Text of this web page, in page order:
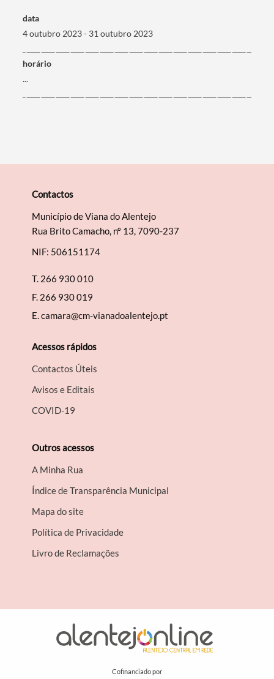
Categorias gerais
data
4 outubro 2023 - 31 outubro 2023
horário
...
Contactos
Município de Viana do Alentejo
Rua Brito Camacho, nº 13, 7090-237
NIF: 506151174
T. 266 930 010
F. 266 930 019
E.camara@cm-vianadoalentejo.pt
Acessos rápidos
Contactos Úteis
Avisos e Editais
COVID-19
Outros acessos
A Minha Rua
Índice de Transparência Municipal
Mapa do site
Política de Privacidade
Livro de Reclamações
Cofinanciado por